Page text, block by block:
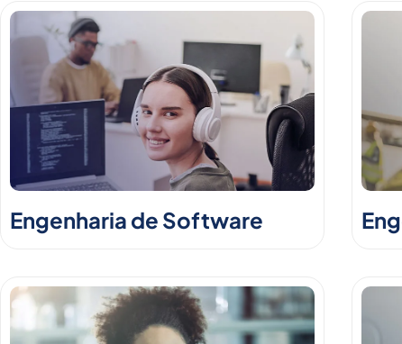
Engenharia de Software